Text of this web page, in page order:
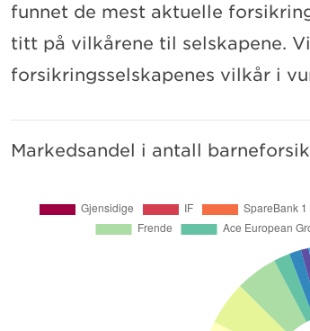
funnet de mest aktuelle
titt på vilkårene til selskapene.
forsikringsselskapenes vilkår i
Markedsandel i antall